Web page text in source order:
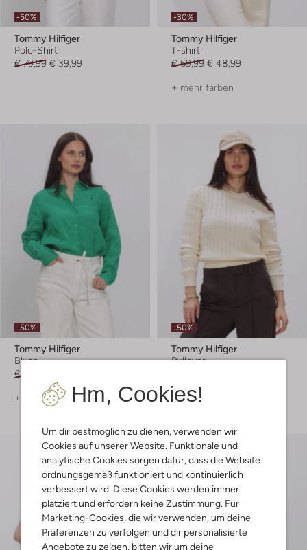
Hm, Cookies!
Um dir bestmöglich zu dienen, verwenden wir
Cookies auf unserer Website. Funktionale und
analytische Cookies sorgen dafür, dass die Website
ordnungsgemäß funktioniert und kontinuierlich
verbessert wird. Diese Cookies werden immer
platziert und erfordern keine Zustimmung. Für
Marketing-Cookies, die wir verwenden, um deine
Präferenzen zu verfolgen und dir personalisierte
Angebote zu zeigen, bitten wir um deine
-50%
Tommy Hilfiger
Polo-Shirt
€ 79,99 € 39,99
-30%
Tommy Hilfiger
T-shirt
€ 69,99 € 48,99
+ mehr farben
-50%
Tommy Hilfiger
Bluse
€ 119,99
+ mehr farben
-50%
Tommy Hilfiger
Pullover